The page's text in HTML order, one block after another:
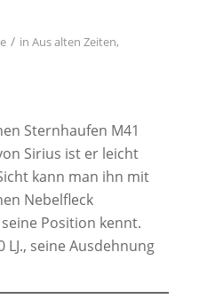
/ in Aus alten Zeiten,
Sternhaufen M41
Sirius ist er leicht
kann man ihn mit
Nebelfleck
Position kennt.
LJ., seine Ausdehnung